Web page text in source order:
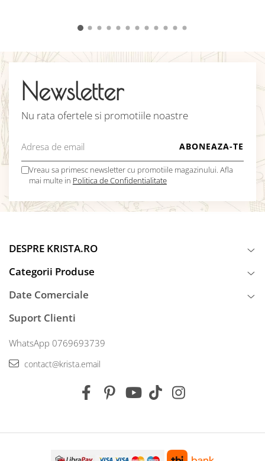
Newsletter
Nu rata ofertele si promotiile noastre
Vreau sa primesc newsletter cu promotiile magazinului. Afla
mai multe in Politica de Confidentialitate
DESPRE KRISTA.RO
Categorii Produse
Date Comerciale
Suport Clienti
WhatsApp 0769693739
contact@krista.email